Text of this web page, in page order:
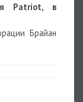
Patriot, в
Брайан